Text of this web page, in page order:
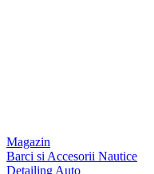
Magazin
Barci si Accesorii Nautice
Detailing Auto